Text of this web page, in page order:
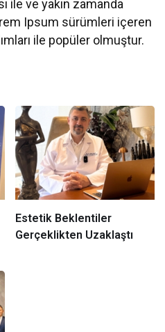
ile ve yakın zamanda
Ipsum sürümleri içeren
ile popüler olmuştur.
Estetik Beklentiler
Gerçeklikten Uzaklaştı